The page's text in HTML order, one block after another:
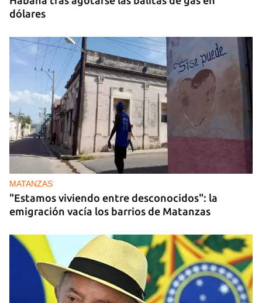
dólares
MATANZAS
"Estamos viviendo entre desconocidos": la
emigración vacía los barrios de Matanzas